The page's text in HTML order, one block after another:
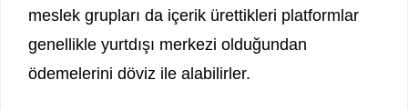
meslek grupları da içerik ürettikleri platformlar
genellikle yurtdışı merkezi olduğundan
ödemelerini döviz ile alabilirler.